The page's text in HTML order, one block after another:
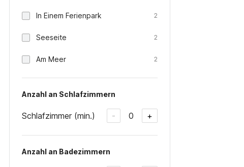
In Einem Ferienpark 2
Seeseite 2
Am Meer 2
Anzahl an Schlafzimmern
Schlafzimmer (min.) - 0 +
Anzahl an Badezimmern